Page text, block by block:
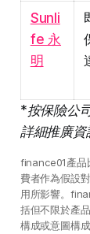
Sunli
fe 永
明
*按保險公
詳細推廣
finance01產品
費者作為假設
用所影響。
括但不限於產
構成或意圖構